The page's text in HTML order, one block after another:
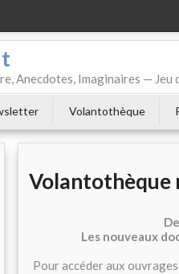
Anecdotes, Imaginaires — Jeu
Volantothèque
Volantothèque
Les nouveaux
Pour accéder aux